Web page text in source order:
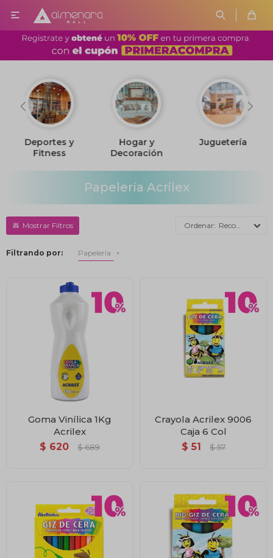

Deportes y
Fitness
Hogar y
Decoración
Juguetería
Papelería Acrilex
Recomendados
Filtrando por: Papelería
Goma Vinílica 1Kg
Acrilex
$ 620 $ 689
Crayola Acrilex 9006
Caja 6 Col
$ 51 $ 57